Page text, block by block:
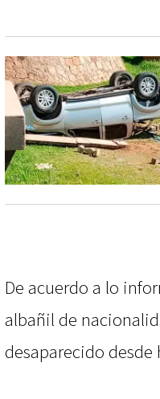
De acuerdo a lo
albañil de
desaparecido